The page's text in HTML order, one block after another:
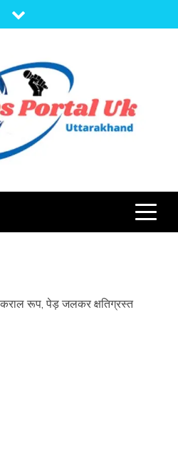
PORTAL
रूप, पेड़ जलकर क्षतिग्रस्त